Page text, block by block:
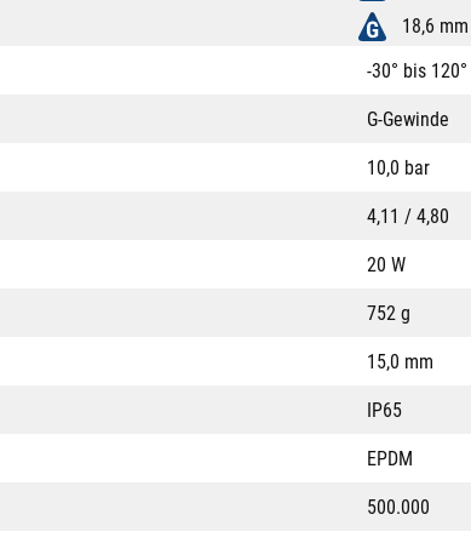
18,6 mm
-30° bis 120°
G-Gewinde
10,0 bar
4,11 / 4,80
20 W
752 g
15,0 mm
IP65
EPDM
500.000